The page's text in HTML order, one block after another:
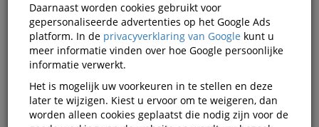
filter
Accessoires Chubbsafes
Chubbsafes accessoires
Daarnaast worden cookies gebruikt voor
gepersonaliseerde advertenties op het Google Ads
platform. In de privacyverklaring van Google kunt u
meer informatie vinden over hoe Google persoonlijke
informatie verwerkt.
Het is mogelijk uw voorkeuren in te stellen en deze
later te wijzigen. Kiest u ervoor om te weigeren, dan
worden alleen cookies geplaatst die nodig zijn voor de